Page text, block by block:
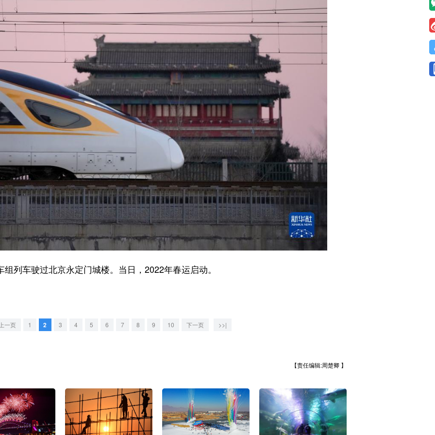
车驶过北京永定门城楼。当日，2022年春运启动。
一页 1 2 3 4 5 6 7 8 9 10 下一页 >>|
【责任编辑:周楚卿 】